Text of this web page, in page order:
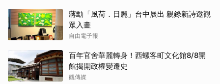
蔣勳「風荷．日麗」台中展出 親錄新詩邀觀
眾入畫
自由電子報
百年官舍華麗轉身！西螺客町文化館8/8開
館揭開政權變遷史
觀傳媒